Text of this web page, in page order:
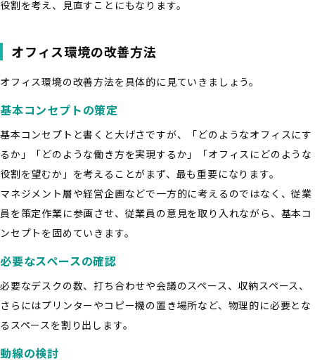
役割を考え、見直すことにもなります。
オフィス環境の改善方法
オフィス環境の改善方法を具体的に見ていきましょう。
基本コンセプトの策定
基本コンセプトと書くと大げさですが、「どのようなオフィスにす
るか」「どのような働き方を実現するか」「オフィスにどのような
役割を望むか」を考えることがまず、最も重要になります。
マネジメント層や経営企画などで一方的に考えるのではなく、従業
員を策定作業に参画させ、従業員の意見を取り入れながら、基本コ
ンセプトを固めていきます。
必要なスペースの確認
必要なデスクの数、打ち合わせや会議のスペース、収納スペース、
さらにはプリンターやコピー機の置き場所など、物理的に必要とな
るスペースを割り出します。
動線の検討